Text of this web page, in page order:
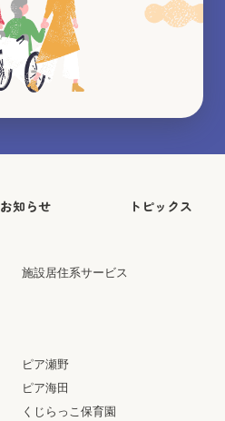
お知らせ トピックス
施設居住系サービス
ピア瀬野
ピア海田
くじらっこ保育園